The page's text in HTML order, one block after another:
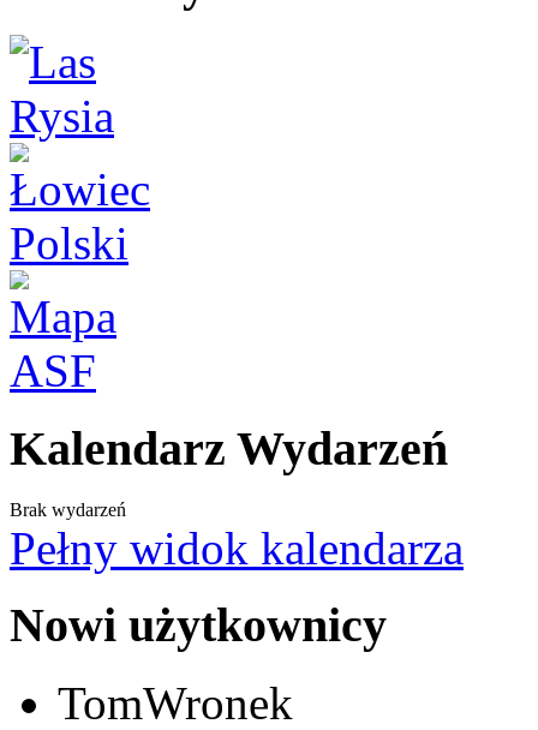
Kalendarz Wydarzeń
Brak wydarzeń
Pełny widok kalendarza
Nowi użytkownicy
TomWronek